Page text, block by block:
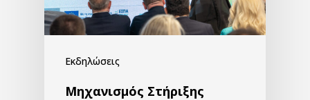
Εκδηλώσεις
Μηχανισμός Στήριξης